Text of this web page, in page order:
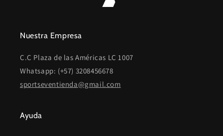
Nuestra Empresa
C.C Plaza de las Américas LC 1007
Whatsapp: (+57) 3208456678
sportseventienda@gmail.com
Ayuda